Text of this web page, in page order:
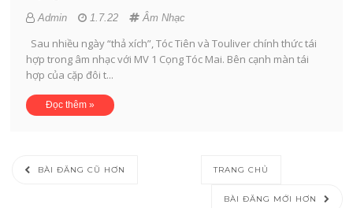
Admin 1.7.22 Âm Nhạc
Sau nhiều ngày “thả xích”, Tóc Tiên và Touliver chính thức tái
hợp trong âm nhạc với MV 1 Cọng Tóc Mai. Bên cạnh màn tái
hợp của cặp đôi t...
Đọc thêm »
BÀI ĐĂNG CŨ HƠN TRANG CHỦ
BÀI ĐĂNG MỚI HƠN